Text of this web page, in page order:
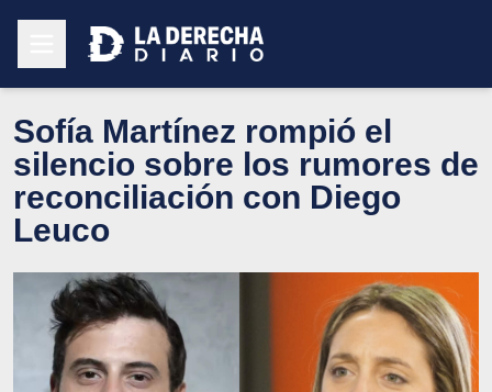
Sofía Martínez rompió el
silencio sobre los rumores de
reconciliación con Diego
Leuco